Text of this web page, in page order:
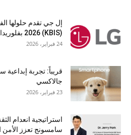
إل جي تقدم حلولها
(KBIS) 2026 بفلوريدا
24 فبراير، 2026
قريباً: تجربة
جالاكسي
23 فبراير، 2026
استراتيجية انعدام
سامسونج تعزز الأمن